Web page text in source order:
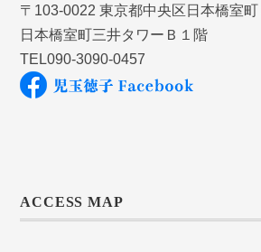
〒103-0022 東京都中央区日本橋室
日本橋室町三井タワーＢ１階
TEL090-3090-0457
ACCESS MAP